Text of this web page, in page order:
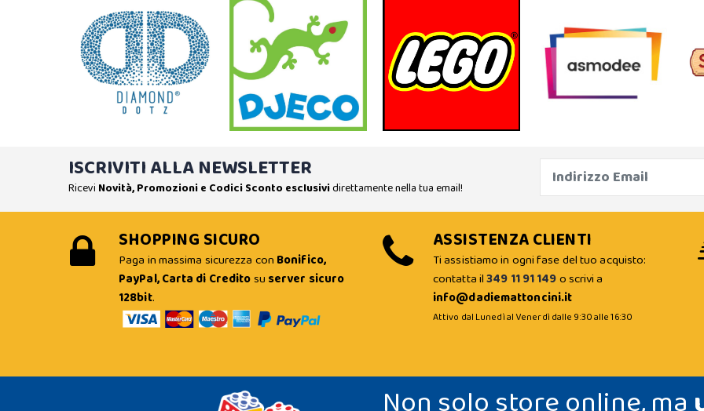
ISCRIVITI ALLA NEWSLETTER
Ricevi Novità, Promozioni e Codici Sconto esclusividirettamente nella tua email!
SHOPPING SICURO
Paga in massima sicurezza con Bonifico,
PayPal, Carta di Creditosu server sicuro
128bit.
ASSISTENZA CLIENTI
Ti assistiamo in ogni fase del tuo acquisto:
contatta il349 11 91 149o scrivi a
info@dadiemattoncini.it
Attivo dal Lunedì al Venerdì dalle 9:30 alle 16:30